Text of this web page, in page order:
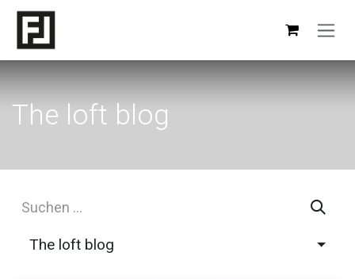
Zum Inhalt springen
The loft blog
The loft blog